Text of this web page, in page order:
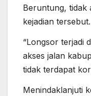
Beruntung, tidak
kejadian tersebut.
“Longsor terjadi
akses jalan
tidak terdapat
Menindaklanjuti